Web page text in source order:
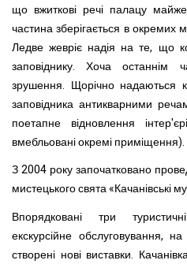
що вжиткові речі палацу
частина зберігається в окремих
Ледве жевріє надія на те, що
заповіднику. Хоча останнім
зрушення. Щорічно надаються
заповідника антикварними
поетапне відновлення
вмебльовані окремі приміщення).
З 2004 року започатковано
мистецького свята «Качанівські
Впорядковані три
екскурсійне обслуговування,
створені нові виставки.